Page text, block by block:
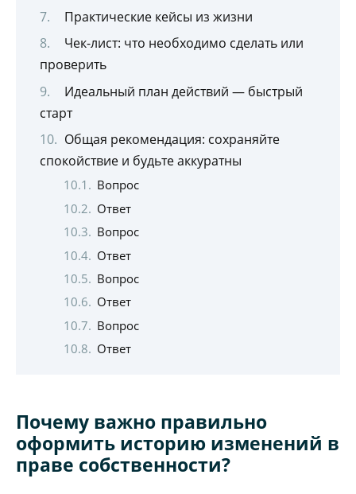
Практические кейсы из жизни
Чек-лист: что необходимо сделать или
проверить
Идеальный план действий — быстрый
старт
Общая рекомендация: сохраняйте
спокойствие и будьте аккуратны
Вопрос
Ответ
Вопрос
Ответ
Вопрос
Ответ
Вопрос
Ответ
Почему важно правильно
оформить историю изменений в
праве собственности?